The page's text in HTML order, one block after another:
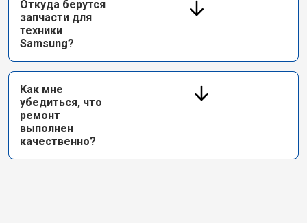
Откуда берутся
запчасти для
техники
Samsung?
Как мне
убедиться, что
ремонт
выполнен
качественно?